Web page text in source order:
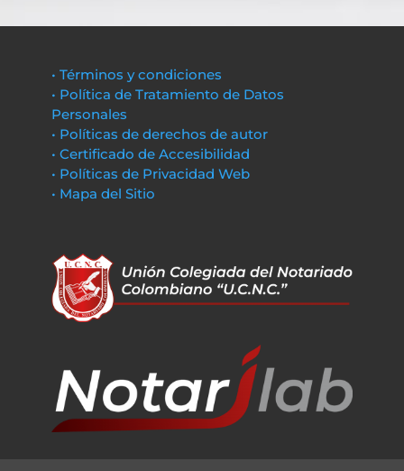
• Términos y condiciones
• Política de Tratamiento de Datos
Personales
• Políticas de derechos de autor
• Certificado de Accesibilidad
• Políticas de Privacidad Web
• Mapa del Sitio